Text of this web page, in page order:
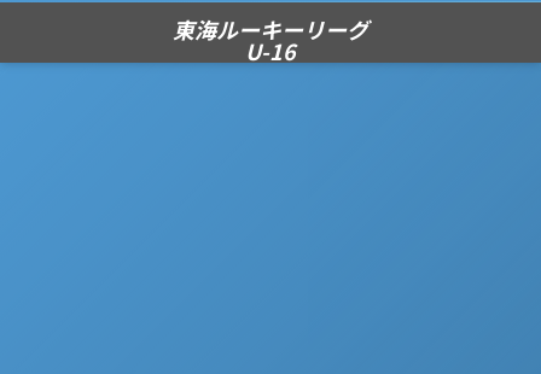
東海ルーキーリーグ
U-16